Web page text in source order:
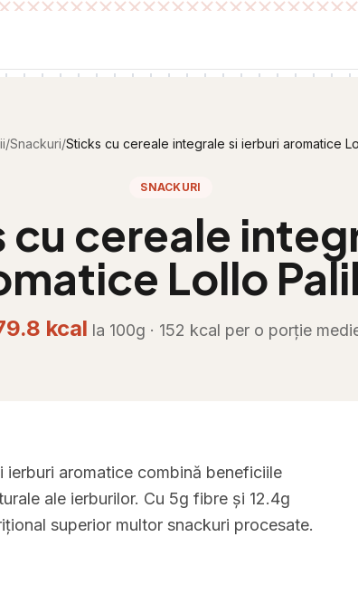
/Snackuri/Sticks cu cereale integrale si ierburi aromatice
SNACKURI
cereale
Lollo
kcal la 100g · 152 kcal per o porție
aromatice combină beneficiile
ale ierburilor. Cu 5g fibre și 12.4g
superior multor snackuri procesate.